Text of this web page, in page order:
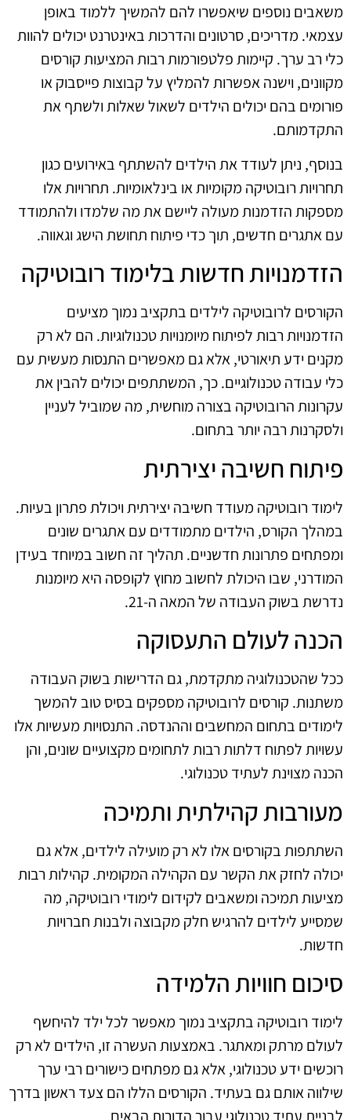
משאבים נוספים שיאפשרו להם להמשיך ללמוד באופן
עצמאי. מדריכים, סרטונים והדרכות באינטרנט יכולים להוות
כלי רב ערך. קיימות פלטפורמות רבות המציעות קורסים
מקוונים, וישנה אפשרות להמליץ על קבוצות פייסבוק או
פורומים בהם יכולים הילדים לשאול שאלות ולשתף את
התקדמותם.
בנוסף, ניתן לעודד את הילדים להשתתף באירועים כגון
תחרויות רובוטיקה מקומיות או בינלאומיות. תחרויות אלו
מספקות הזדמנות מעולה ליישם את מה שלמדו ולהתמודד
עם אתגרים חדשים, תוך כדי פיתוח תחושת הישג וגאווה.
הזדמנויות חדשות בלימוד רובוטיקה
הקורסים לרובוטיקה לילדים בתקציב נמוך מציעים
הזדמנויות רבות לפיתוח מיומנויות טכנולוגיות. הם לא רק
מקנים ידע תיאורטי, אלא גם מאפשרים התנסות מעשית עם
כלי עבודה טכנולוגיים. כך, המשתתפים יכולים להבין את
עקרונות הרובוטיקה בצורה מוחשית, מה שמוביל לעניין
ולסקרנות רבה יותר בתחום.
פיתוח חשיבה יצירתית
לימוד רובוטיקה מעודד חשיבה יצירתית ויכולת פתרון בעיות.
במהלך הקורס, הילדים מתמודדים עם אתגרים שונים
ומפתחים פתרונות חדשניים. תהליך זה חשוב במיוחד בעידן
המודרני, שבו היכולת לחשוב מחוץ לקופסה היא מיומנות
נדרשת בשוק העבודה של המאה ה-21.
הכנה לעולם התעסוקה
ככל שהטכנולוגיה מתקדמת, גם הדרישות בשוק העבודה
משתנות. קורסים לרובוטיקה מספקים בסיס טוב להמשך
לימודים בתחום המחשבים וההנדסה. התנסויות מעשיות אלו
עשויות לפתוח דלתות רבות לתחומים מקצועיים שונים, והן
הכנה מצוינת לעתיד טכנולוגי.
מעורבות קהילתית ותמיכה
השתתפות בקורסים אלו לא רק מועילה לילדים, אלא גם
יכולה לחזק את הקשר עם הקהילה המקומית. קהילות רבות
מציעות תמיכה ומשאבים לקידום לימודי רובוטיקה, מה
שמסייע לילדים להרגיש חלק מקבוצה ולבנות חברויות
חדשות.
סיכום חוויות הלמידה
לימוד רובוטיקה בתקציב נמוך מאפשר לכל ילד להיחשף
לעולם מרתק ומאתגר. באמצעות העשרה זו, הילדים לא רק
רוכשים ידע טכנולוגי, אלא גם מפתחים כישורים רבי ערך
שילווה אותם גם בעתיד. הקורסים הללו הם צעד ראשון בדרך